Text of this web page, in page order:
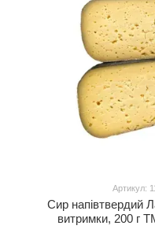
Артикул:
Сир напівтвердий
витримки, 200 г